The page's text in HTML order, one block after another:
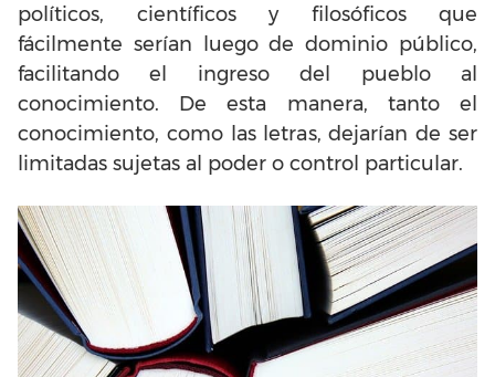
políticos, científicos y filosóficos que
fácilmente serían luego de dominio público,
facilitando el ingreso del pueblo al
conocimiento. De esta manera, tanto el
conocimiento, como las letras, dejarían de ser
limitadas sujetas al poder o control particular.